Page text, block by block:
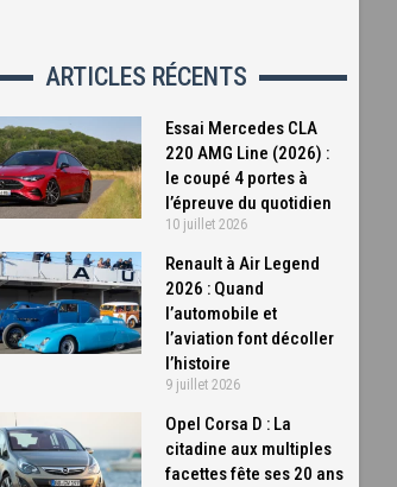
ARTICLES RÉCENTS
Essai Mercedes CLA
220 AMG Line (2026) :
le coupé 4 portes à
l’épreuve du quotidien
10 juillet 2026
Renault à Air Legend
2026 : Quand
l’automobile et
l’aviation font décoller
l’histoire
9 juillet 2026
Opel Corsa D : La
citadine aux multiples
facettes fête ses 20 ans